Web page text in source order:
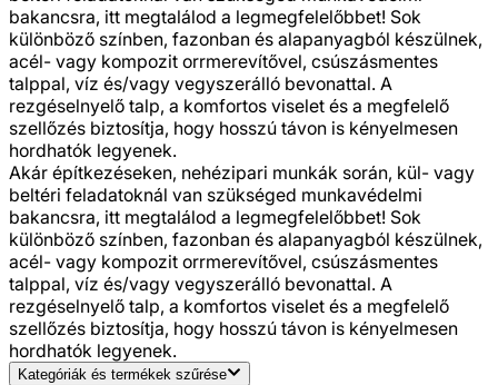
bakancsra, itt megtalálod a legmegfelelőbbet! Sok
különböző színben, fazonban és alapanyagból készülnek,
acél- vagy kompozit orrmerevítővel, csúszásmentes
talppal, víz és/vagy vegyszerálló bevonattal. A
rezgéselnyelő talp, a komfortos viselet és a megfelelő
szellőzés biztosítja, hogy hosszú távon is kényelmesen
hordhatók legyenek.
Akár építkezéseken, nehézipari munkák során, kül- vagy
beltéri feladatoknál van szükséged munkavédelmi
bakancsra, itt megtalálod a legmegfelelőbbet! Sok
különböző színben, fazonban és alapanyagból készülnek,
acél- vagy kompozit orrmerevítővel, csúszásmentes
talppal, víz és/vagy vegyszerálló bevonattal. A
rezgéselnyelő talp, a komfortos viselet és a megfelelő
szellőzés biztosítja, hogy hosszú távon is kényelmesen
hordhatók legyenek.
Kategóriák és termékek szűrése